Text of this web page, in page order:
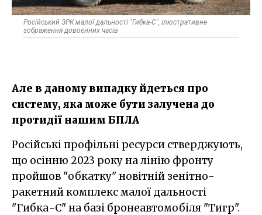
Російський ЗРК малої дальності "Гибка-С", ілюстративне
зображення довоєнних часів
Але в даному випадку йдеться про
систему, яка може бути залучена до
протидії нашим БПЛА
Російські профільні ресурси стверджують,
що осінню 2023 року на лінію фронту
пройшов "обкатку" новітній зенітно-
ракетний комплекс малої дальності
"Гибка-С" на базі бронеавтомобіля "Тигр".